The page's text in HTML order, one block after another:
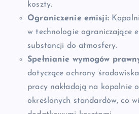
koszty.
Ograniczenie emisji:
w technologie ograniczające
substancji do atmosfery.
Spełnianie wymogów
dotyczące ochrony
pracy nakładają na kopalnie
określonych standardów, co